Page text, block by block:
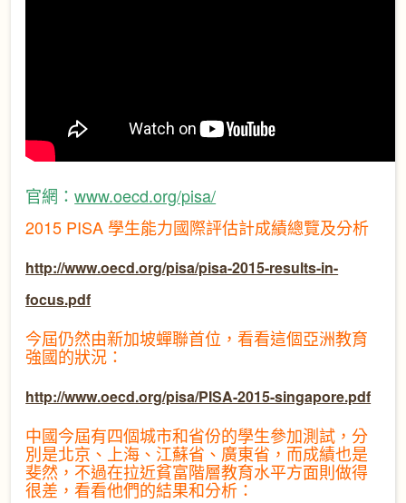
官網：www.oecd.org/pisa/
2015 PISA 學生能力國際評估計成績總覽及分析
http://www.oecd.org/pisa/pisa-2015-results-in-
focus.pdf
今屆仍然由新加坡蟬聯首位，看看這個亞洲教育
強國的狀況：
http://www.oecd.org/pisa/PISA-2015-singapore.pdf
中國今屆有四個城市和省份的學生參加測試，分
別是北京、上海、江蘇省、廣東省，而成績也是
斐然，不過在拉近貧富階層教育水平方面則做得
很差，看看他們的結果和分析：